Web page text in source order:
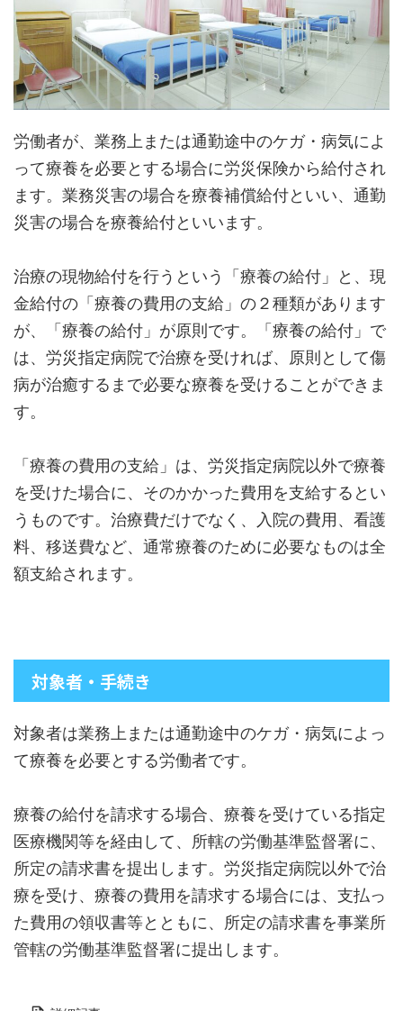
労働者が、業務上または通勤途中のケガ・病気によ
って療養を必要とする場合に労災保険から給付され
ます。業務災害の場合を療養補償給付といい、通勤
災害の場合を療養給付といいます。
治療の現物給付を行うという「療養の給付」と、現
金給付の「療養の費用の支給」の２種類があります
が、「療養の給付」が原則です。「療養の給付」で
は、労災指定病院で治療を受ければ、原則として傷
病が治癒するまで必要な療養を受けることができま
す。
「療養の費用の支給」は、労災指定病院以外で療養
を受けた場合に、そのかかった費用を支給するとい
うものです。治療費だけでなく、入院の費用、看護
料、移送費など、通常療養のために必要なものは全
額支給されます。
対象者・手続き
対象者は業務上または通勤途中のケガ・病気によっ
て療養を必要とする労働者です。
療養の給付を請求する場合、療養を受けている指定
医療機関等を経由して、所轄の労働基準監督署に、
所定の請求書を提出します。労災指定病院以外で治
療を受け、療養の費用を請求する場合には、支払っ
た費用の領収書等とともに、所定の請求書を事業所
管轄の労働基準監督署に提出します。